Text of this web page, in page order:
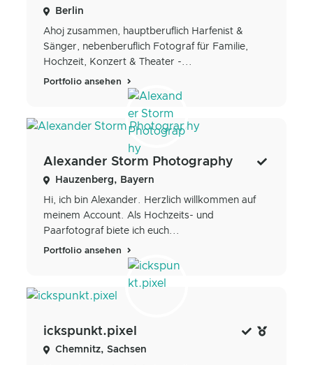
Berlin
Ahoj zusammen, hauptberuflich Harfenist &
Sänger, nebenberuflich Fotograf für Familie,
Hochzeit, Konzert & Theater -...
Portfolio ansehen
Alexander Storm Photography
Hauzenberg, Bayern
Hi, ich bin Alexander. Herzlich willkommen auf
meinem Account. Als Hochzeits- und
Paarfotograf biete ich euch...
Portfolio ansehen
ickspunkt.pixel
Chemnitz, Sachsen